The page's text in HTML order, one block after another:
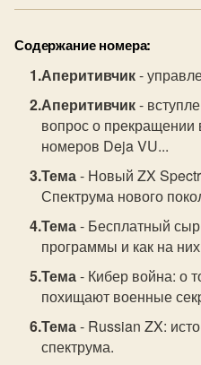
Содержание номера:
Аперитивчик-
Аперитивчик-
вопрос о
номеров Deja VU...
Тема- Новый ZX
Спектрума нового
Тема- Бесплатный
программы и как на
Тема- Кибер война: о
похищают военные
Тема- Russian ZX:
спектрума.